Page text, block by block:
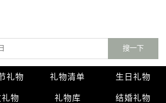
礼物 礼物清单 生日礼物
礼物 礼物库 结婚礼物